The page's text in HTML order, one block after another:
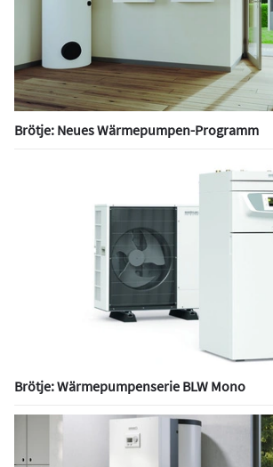
Brötje: Neues Wärmepumpen-Programm
Brötje: Wärmepumpenserie BLW Mono